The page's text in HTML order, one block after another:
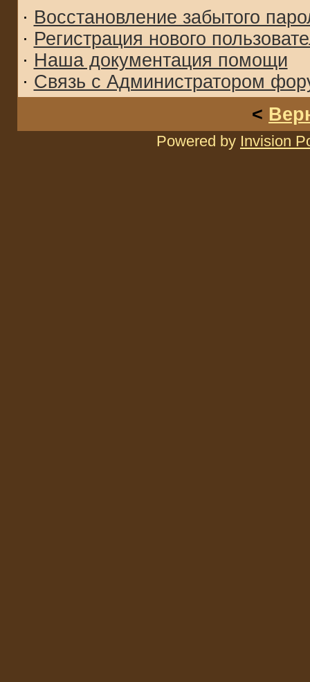
· Восстановление забытого
· Регистрация нового
· Наша документация помощи
· Связь с Администратором
<
Powered by Invision